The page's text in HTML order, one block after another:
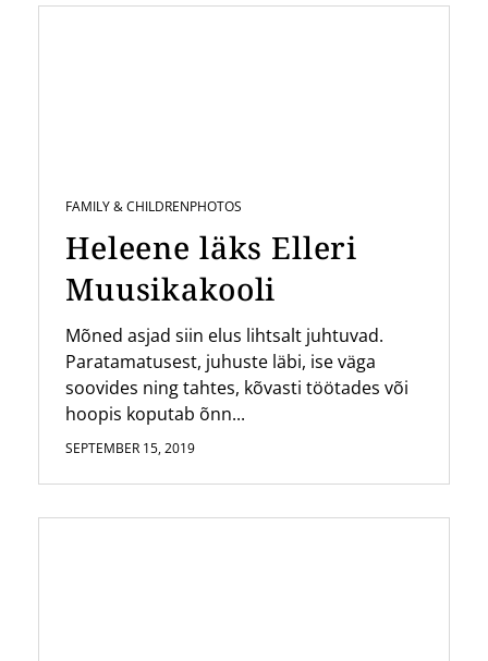
FAMILY & CHILDRENPHOTOS
Heleene läks Elleri
Muusikakooli
Mõned asjad siin elus lihtsalt juhtuvad.
Paratamatusest, juhuste läbi, ise väga
soovides ning tahtes, kõvasti töötades või
hoopis koputab õnn...
SEPTEMBER 15, 2019